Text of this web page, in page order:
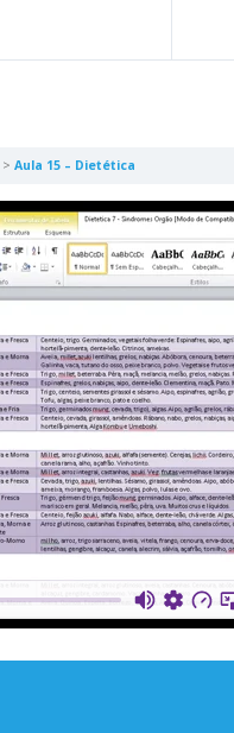
Aula 15 – Dietética